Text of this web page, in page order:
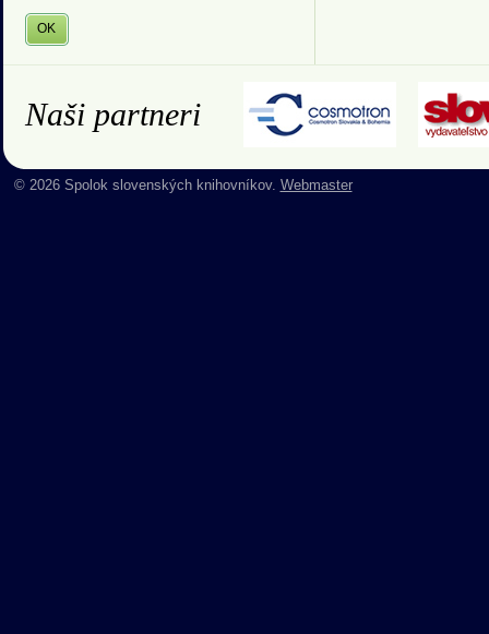
Naši partneri
© 2026 Spolok slovenských knihovníkov. Webmaster